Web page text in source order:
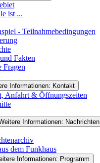
ist ...
- Teilnahmebedingungen
Fakten
Fragen
Informationen: Kontakt
Anfahrt & Öffnungszeiten
Informationen: Nachrichten
dem Funkhaus
Informationen: Programm